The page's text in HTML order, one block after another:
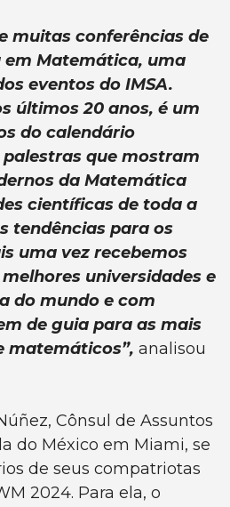
muitas conferências de
em Matemática, uma
eventos do IMSA.
últimos 20 anos, é um
do calendário
que mostram
da Matemática
científicas de toda a
tendências para os
uma vez recebemos
universidades e
do mundo e com
de guia para as mais
matemáticos”, analisou
Cônsul de Assuntos
do México em Miami, se
de seus compatriotas
2024. Para ela, o